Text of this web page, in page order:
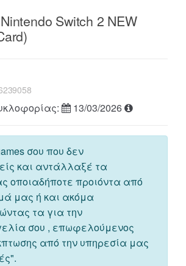
Switch 2 NEW
13/03/2026
σου που δεν
και αντάλλαξέ τα
οποιαδήποτε προιόντα από
μας ή και ακόμα
τα για την
σου , επωφελούμενος
από την υπηρεσία μας